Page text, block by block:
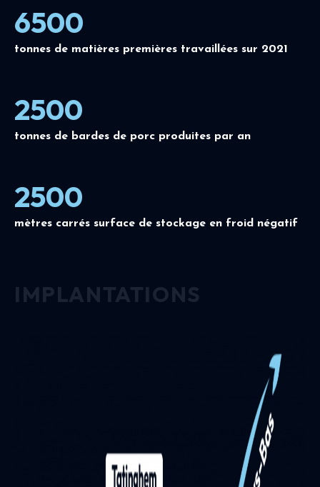
6500
tonnes de matières premières travaillées sur 2021
2500
tonnes de bardes de porc produites par an
2500
mètres carrés surface de stockage en froid négatif
IMPLANTATIONS